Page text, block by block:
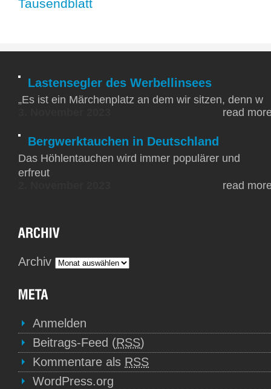
Tausendblatt
Lastensegler des Werbellinsees
„Es ist ein Märchenplatz an dem wir sitzen, denn w
read
Bergwerktauchen in Deutschland
Das Höhlentauchen wird immer populärer und
erfreut
read
Archiv
Anmelden
Beitrags-Feed (RSS)
Kommentare als RSS
WordPress.org